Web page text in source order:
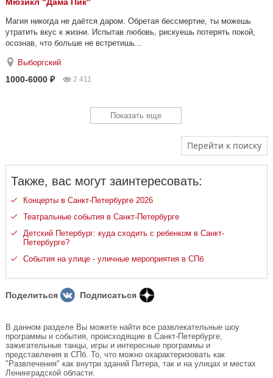
Магия никогда не даётся даром. Обретая бессмертие, ты можешь
утратить вкус к жизни. Испытав любовь, рискуешь потерять покой,
осознав, что больше не встретишь...
Выборгский
1000-6000 ₽ 2 411
Показать еще
Перейти к поиску
Также, вас могут заинтересовать:
Концерты в Санкт-Петербурге 2026
Театральные события в Санкт-Петербурге
Детский Петербург: куда сходить с ребенком в Санкт-
Петербурге?
События на улице - уличные мероприятия в СПб
Поделиться Подписаться
В данном разделе Вы можете найти все развлекательные шоу
программы и события, происходящие в Санкт-Петербурге,
зажигательные танцы, игры и интересные программы и
представления в СПб. То, что можно охарактеризовать как
"Развлечения" как внутри зданий Питера, так и на улицах и местах
Ленинградской области.